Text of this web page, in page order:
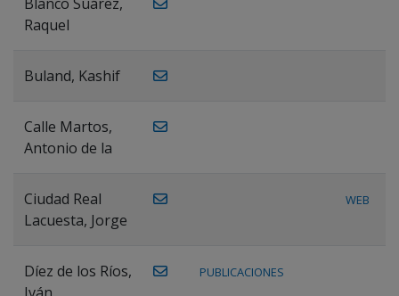
Raquel
Buland, Kashif
Calle Martos,
Antonio de la
Ciudad Real
Lacuesta, Jorge
WEB
Díez de los Ríos,
PUBLICACIONES